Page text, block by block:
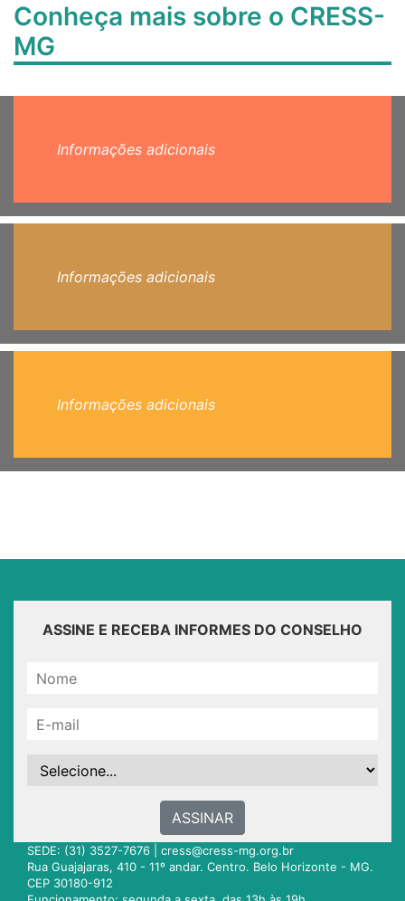
Conheça mais sobre o CRESS-
MG
Informações adicionais
Informações adicionais
Informações adicionais
ASSINE E RECEBA INFORMES DO CONSELHO
ASSINAR
SEDE: (31) 3527-7676 | cress@cress-mg.org.br
Rua Guajajaras, 410 - 11º andar. Centro. Belo Horizonte - MG.
CEP 30180-912